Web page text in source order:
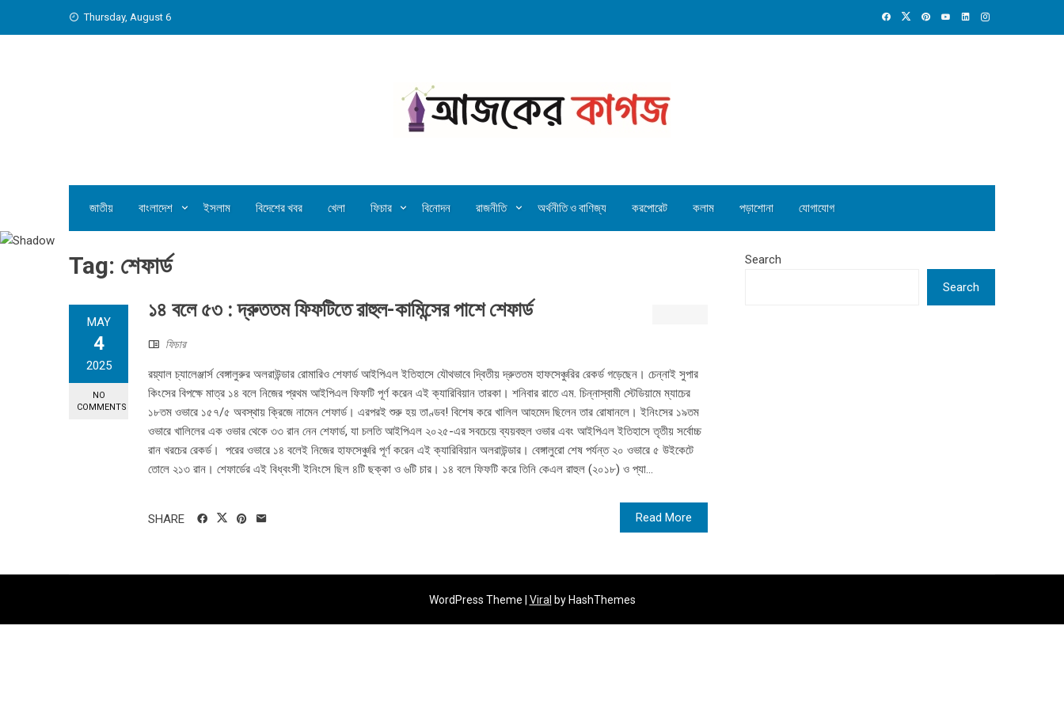
Thursday, August 6
জাতীয় বাংলাদেশ ইসলাম বিদেশের খবর খেলা ফিচার বিনোদন রাজনীতি অর্থনীতি ও বাণিজ্য করপোরেট কলাম পড়াশোনা যোগাযোগ
Tag: শেফার্ড
MAY
4
2025
NO
COMMENTS
১৪ বলে ৫৩ : দ্রুততম ফিফটিতে রাহুল-কামিন্সের পাশে শেফার্ড
ফিচার
রয়্যাল চ্যালেঞ্জার্স বেঙ্গালুরুর অলরাউন্ডার রোমারিও শেফার্ড আইপিএল ইতিহাসে যৌথভাবে দ্বিতীয় দ্রুততম হাফসেঞ্চুরির রেকর্ড গড়েছেন। চেন্নাই সুপার
কিংসের বিপক্ষে মাত্র ১৪ বলে নিজের প্রথম আইপিএল ফিফটি পূর্ণ করেন এই ক্যারিবিয়ান তারকা। শনিবার রাতে এম. চিন্নাস্বামী স্টেডিয়ামে ম্যাচের
১৮তম ওভারে ১৫৭/৫ অবস্থায় ক্রিজে নামেন শেফার্ড। এরপরই শুরু হয় তাণ্ডব! বিশেষ করে খালিল আহমেদ ছিলেন তার রোষানলে। ইনিংসের ১৯তম
ওভারে খালিলের এক ওভার থেকে ৩৩ রান নেন শেফার্ড, যা চলতি আইপিএল ২০২৫-এর সবচেয়ে ব্যয়বহুল ওভার এবং আইপিএল ইতিহাসে তৃতীয় সর্বোচ্চ
রান খরচের রেকর্ড। পরের ওভারে ১৪ বলেই নিজের হাফসেঞ্চুরি পূর্ণ করেন এই ক্যারিবিয়ান অলরাউন্ডার। বেঙ্গালুরো শেষ পর্যন্ত ২০ ওভারে ৫ উইকেটে
তোলে ২১৩ রান। শেফার্ডের এই বিধ্বংসী ইনিংসে ছিল ৪টি ছক্কা ও ৬টি চার। ১৪ বলে ফিফটি করে তিনি কেএল রাহুল (২০১৮) ও প্যা...
Read More
SHARE
Search
Search
WordPress Theme | Viral by HashThemes